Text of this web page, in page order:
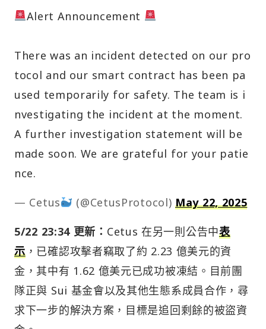
Alert Announcement
There was an incident detected on our pro
tocol and our smart contract has been pa
used temporarily for safety. The team is i
nvestigating the incident at the moment.
A further investigation statement will be
made soon. We are grateful for your patie
nce.
— Cetus (@CetusProtocol)May 22, 2025
5/22 23:34 更新： Cetus 在另一則公告中表
示，已確認攻擊者竊取了約 2.23 億美元的資
金，其中有 1.62 億美元已成功被凍結。目前團
隊正與 Sui 基金會以及其他生態系成員合作，尋
求下一步的解決方案，目標是追回剩餘的被盜資